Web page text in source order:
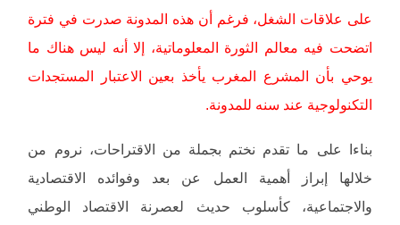
على علاقات الشغل، فرغم أن هذه المدونة صدرت في فترة
اتضحت فيه معالم الثورة المعلوماتية، إلا أنه ليس هناك ما
يوحي بأن المشرع المغرب يأخذ بعين الاعتبار المستجدات
التكنولوجية عند سنه للمدونة.
بناءا على ما تقدم نختم بجملة من الاقتراحات، نروم من
خلالها إبراز أهمية العمل عن بعد وفوائده الاقتصادية
والاجتماعية، كأسلوب حديث لعصرنة الاقتصاد الوطني